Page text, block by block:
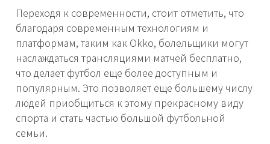
Переходя к современности, стоит отметить, что
благодаря современным технологиям и
платформам, таким как Okko, болельщики могут
наслаждаться трансляциями матчей бесплатно,
что делает футбол еще более доступным и
популярным. Это позволяет еще большему числу
людей приобщиться к этому прекрасному виду
спорта и стать частью большой футбольной
семьи.